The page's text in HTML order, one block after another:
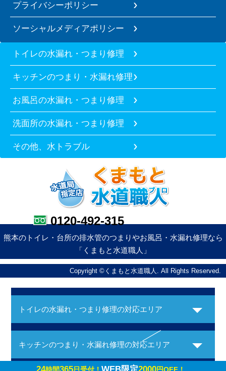
プライバシーポリシー
ソーシャルメディアポリシー
トイレの水漏れ・つまり修理
キッチンのつまり・水漏れ修理
お風呂の水漏れ・つまり修理
洗面所の水漏れ・つまり修理
その他、水トラブル
0120-492-315
熊本のトイレ・台所の排水管のつまりやお風呂・水漏れ修理なら
「くまもと水道職人」
Copyright ©くまもと水道職人. All Rights Reserved.
トイレの水漏れ・つまり修理の対応エリア
キッチンのつまり・水漏れ修理の対応エリア